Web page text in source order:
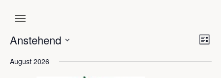
Liste
Anstehend
wählen.
August 2026